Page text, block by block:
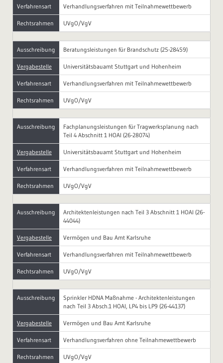
Verfahrensart Verhandlungsverfahren mit Teilnahmewettbewerb
Rechtsrahmen UVgO/VgV
Ausschreibung Beratungsleistungen für Brandschutz (25-28459)
Vergabestelle Universitätsbauamt Stuttgart und Hohenheim
Verfahrensart Verhandlungsverfahren mit Teilnahmewettbewerb
Rechtsrahmen UVgO/VgV
Ausschreibung
Fachplanungsleistungen für Tragwerksplanung nach
Teil 4 Abschnitt 1 HOAI (26-28074)
Vergabestelle Universitätsbauamt Stuttgart und Hohenheim
Verfahrensart Verhandlungsverfahren mit Teilnahmewettbewerb
Rechtsrahmen UVgO/VgV
Ausschreibung
Architektenleistungen nach Teil 3 Abschnitt 1 HOAI (26-
44044)
Vergabestelle Vermögen und Bau Amt Karlsruhe
Verfahrensart Verhandlungsverfahren mit Teilnahmewettbewerb
Rechtsrahmen UVgO/VgV
Ausschreibung
Sprinkler HDNA Maßnahme - Architektenleistungen
nach Teil 3 Absch.1 HOAI, LP4 bis LP9 (26-44137)
Vergabestelle Vermögen und Bau Amt Karlsruhe
Verfahrensart Verhandlungsverfahren ohne Teilnahmewettbewerb
Rechtsrahmen UVgO/VgV